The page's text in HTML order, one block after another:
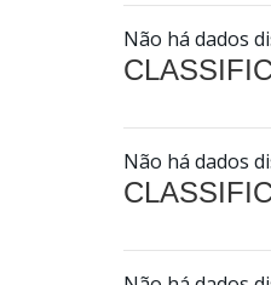
Não há dados
Não há dados